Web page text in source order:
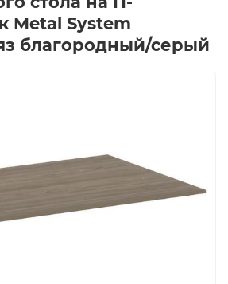
Metal System
благородный/серый